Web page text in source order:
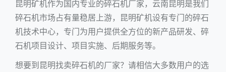
昆明矿机作为国内专业的碎石机厂家，云南昆明是我们
碎石机市场占有量稳居上游，昆明矿机设有专门的碎石
机技术中心，专门为用户提供全方位的新产品研发、碎
石机项目设计、项目实施、后期服务等。
想要到昆明找卖碎石机的厂家？请相信大多数用户的选